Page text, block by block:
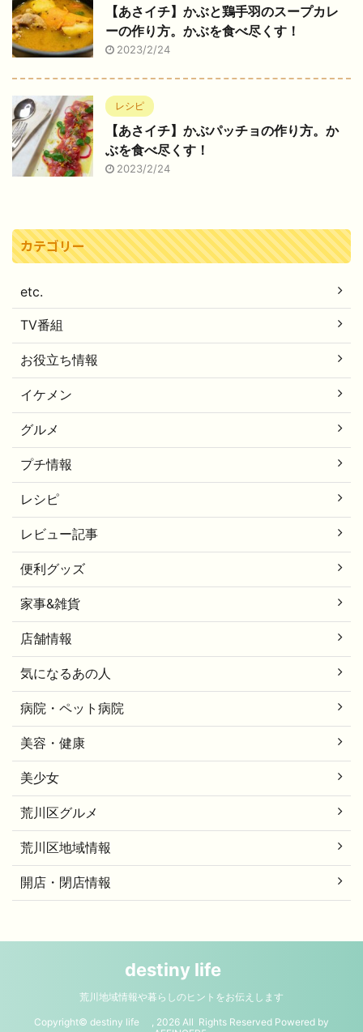
【あさイチ】かぶと鶏手羽のスープカレ
ーの作り方。かぶを食べ尽くす！
2023/2/24
レシピ
【あさイチ】かぶパッチョの作り方。か
ぶを食べ尽くす！
2023/2/24
カテゴリー
etc.
TV番組
お役立ち情報
イケメン
グルメ
プチ情報
レシピ
レビュー記事
便利グッズ
家事&雑貨
店舗情報
気になるあの人
病院・ペット病院
美容・健康
美少女
荒川区グルメ
荒川区地域情報
開店・閉店情報
destiny life
荒川地域情報や暮らしのヒントをお伝えします
Copyright© destiny life , 2026 All Rights Reserved Powered by